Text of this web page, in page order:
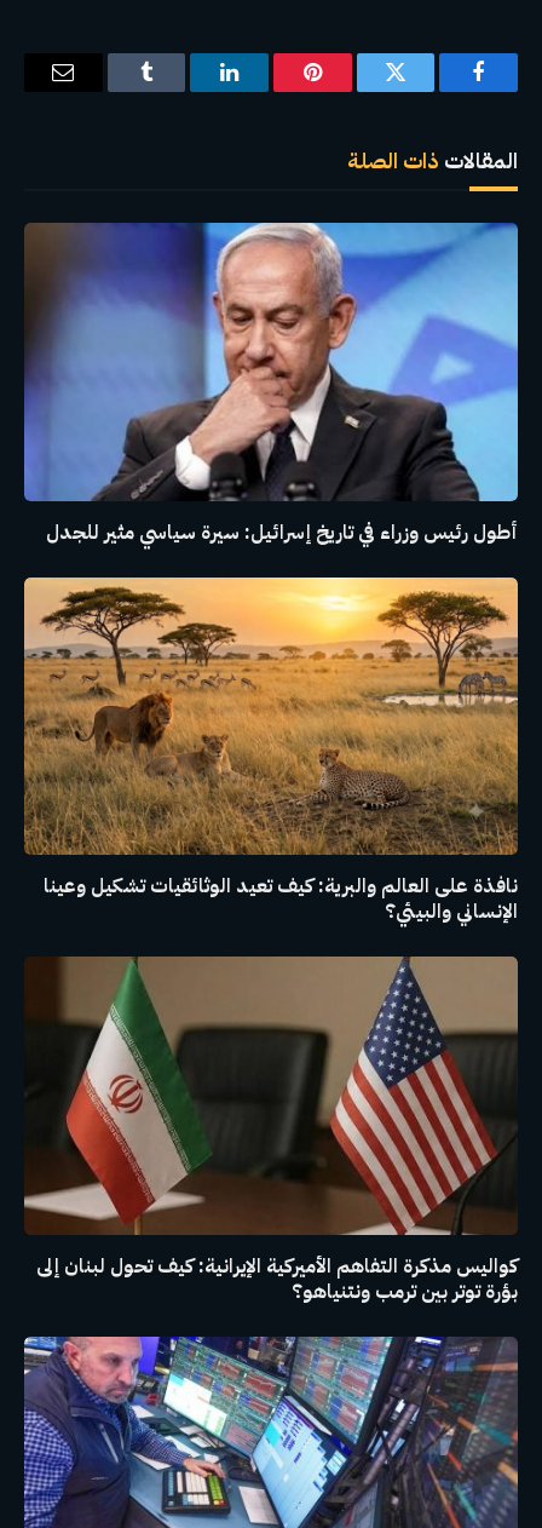
فيسبوك تويتر بينتيريستلينكدإن Tumblr
البريد
المقالات ذات الصلة
أطول رئيس وزراء في تاريخ إسرائيل: سيرة سياسي مثير للجدل
نافذة على العالم والبرية: كيف تعيد الوثائقيات تشكيل وعينا
الإنساني والبيئي؟
كواليس مذكرة التفاهم الأميركية الإيرانية: كيف تحول لبنان إلى
بؤرة توتر بين ترمب ونتنياهو؟